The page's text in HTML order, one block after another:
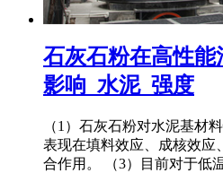
石灰石粉在高性能
影响_水泥_强度
（1）石灰石粉对水泥基材
表现在填料效应、成核效应
合作用。 （3）目前对于低